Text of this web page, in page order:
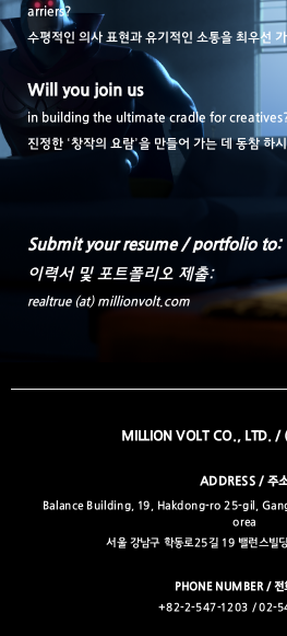
arriers?
수평적인 의사 표현과 유기적인 소통을 최우선
Will you join us
in building the ultimate cradle for
진정한 ‘창작의 요람’을 만들어 가는 데 동참 하
Submit your resume / portfolio to:
이력서 및 포트폴리오 제출:
realtrue (at) millionvolt.com
MILLION VOLT CO., LTD. /
ADDRESS / 주
Balance Building, 19, Hakdong-ro 25-gil,
orea
서울 강남구 학동로25길 19 밸런스빌
PHONE NUMBER / 전
+82-2-547-1203 / 02-